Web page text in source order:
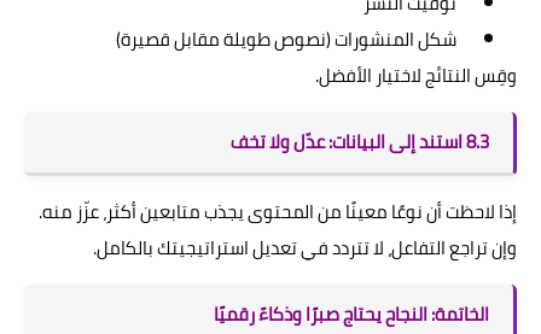
شكل المنشورات (نصوص طويلة مقابل قصيرة)
وقِس النتائج لاختيار الأفضل.
8.3 استند إلى البيانات: عدّل ولا تخف
إذا لاحظت أن نوعًا معينًا من المحتوى يجذب متابعين أكثر، عزّز منه.
وإن تراجع التفاعل، لا تتردد في تعديل استراتيجيتك بالكامل.
الخاتمة: النجاح يحتاج صبرًا وذكاءً رقميًا